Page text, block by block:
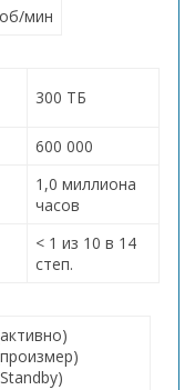
мин
300 ТБ
600 000
1,0 миллиона
часов
< 1 из 10 в 14
степ.